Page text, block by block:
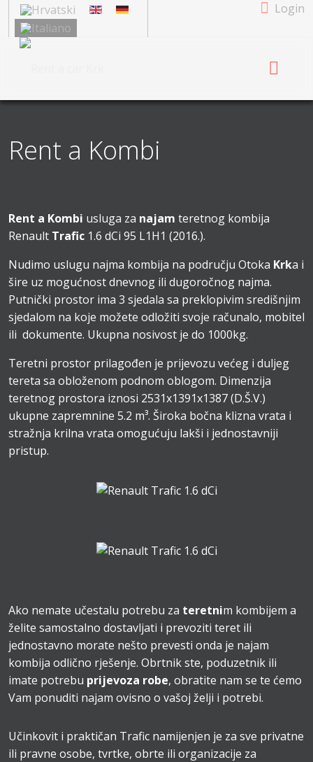
Login
Rent a Kombi
Rent a Kombi usluga za najam teretnog kombija
Renault Trafic 1.6 dCi 95 L1H1 (2016.).
Nudimo uslugu najma kombija na području Otoka Krka i
šire uz mogućnost dnevnog ili dugoročnog najma.
Putnički prostor ima 3 sjedala sa preklopivim središnjim
sjedalom na koje možete odložiti svoje računalo, mobitel
ili dokumente. Ukupna nosivost je do 1000kg.
Teretni prostor prilagođen je prijevozu većeg i duljeg
tereta sa obloženom podnom oblogom. Dimenzija
teretnog prostora iznosi 2531x1391x1387 (D.Š.V.)
ukupne zapremnine 5.2 m³. Široka bočna klizna vrata i
stražnja krilna vrata omogućuju lakši i jednostavniji
pristup.
Ako nemate učestalu potrebu za teretnim kombijem a
želite samostalno dostavljati i prevoziti teret ili
jednostavno morate nešto prevesti onda je najam
kombija odlično rješenje. Obrtnik ste, poduzetnik ili
imate potrebu prijevoza robe, obratite nam se te ćemo
Vam ponuditi najam ovisno o vašoj želji i potrebi.
Učinkovit i praktičan Trafic namijenjen je za sve privatne
ili pravne osobe, tvrtke, obrte ili organizacije za